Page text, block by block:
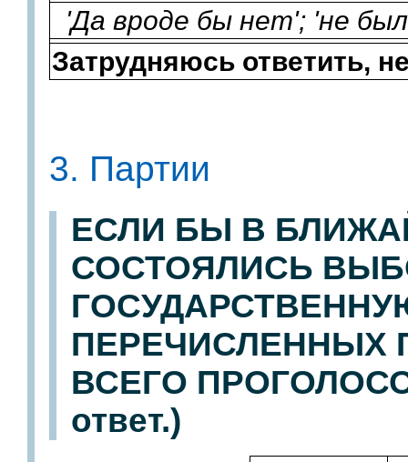
'Да вроде бы нет'; 'не
Затрудняюсь ответить,
3. Партии
ЕСЛИ БЫ В
СОСТОЯЛИСЬ
ПЕРЕЧИСЛЕННЫХ
ВСЕГО
ответ.)